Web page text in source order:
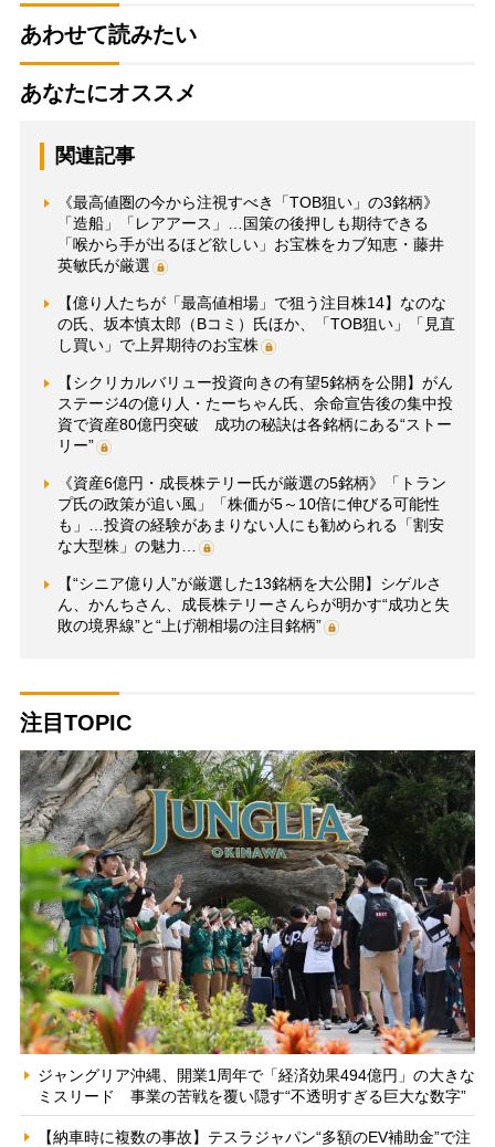
あわせて読みたい
あなたにオススメ
関連記事
《最高値圏の今から注視すべき「TOB狙い」の3銘柄》
「造船」「レアアース」…国策の後押しも期待できる
「喉から手が出るほど欲しい」お宝株をカブ知恵・藤井
英敏氏が厳選
【億り人たちが「最高値相場」で狙う注目株14】なのな
の氏、坂本慎太郎（Bコミ）氏ほか、「TOB狙い」「見直
し買い」で上昇期待のお宝株
【シクリカルバリュー投資向きの有望5銘柄を公開】がん
ステージ4の億り人・たーちゃん氏、余命宣告後の集中投
資で資産80億円突破 成功の秘訣は各銘柄にある“ストー
リー”
《資産6億円・成長株テリー氏が厳選の5銘柄》「トラン
プ氏の政策が追い風」「株価が5～10倍に伸びる可能性
も」…投資の経験があまりない人にも勧められる「割安
な大型株」の魅力…
【“シニア億り人”が厳選した13銘柄を大公開】シゲルさ
ん、かんちさん、成長株テリーさんらが明かす“成功と失
敗の境界線”と“上げ潮相場の注目銘柄”
注目TOPIC
ジャングリア沖縄、開業1周年で「経済効果494億円」の大きな
ミスリード 事業の苦戦を覆い隠す“不透明すぎる巨大な数字”
【納車時に複数の事故】テスラジャパン“多額のEV補助金”で注